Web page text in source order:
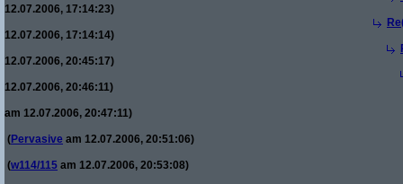
12.07.2006, 17:14:23)
12.07.2006, 17:14:14)
12.07.2006, 20:45:17)
12.07.2006, 20:46:11)
am 12.07.2006, 20:47:11)
(Pervasive am 12.07.2006, 20:51:06)
(w114/115 am 12.07.2006, 20:53:08)